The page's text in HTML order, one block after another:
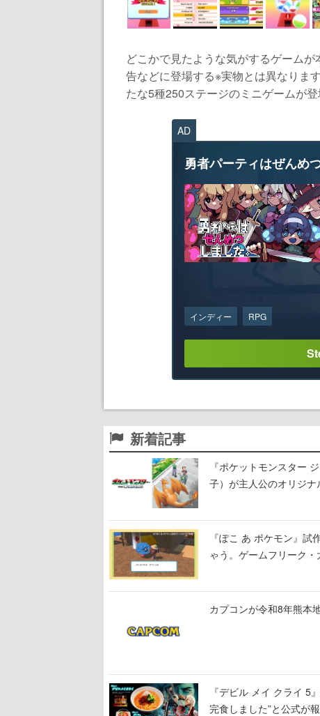
どこかで見たような気がするゲーム
告などに登場する※実物とは異なりま
たな5種250ステージのミニゲームが登
AD
勇者パーティはぜんめ
インディー RPG
新着記事
『ポケットモンスター
子）が主人公のオリジナ
『ぽこ あ ポケモン』
ゃう。ゲームフリーク
カプコンが令和8年熊本
『デビル メイ クライ 5
完食しました”と公式が